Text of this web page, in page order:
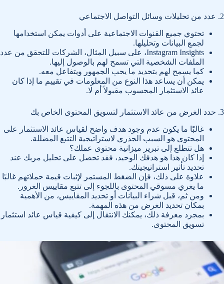
2. عدد من تحليلات وسائل التواصل الاجتماعي
تحتوي جميع القنوات الاجتماعية على أدوات يمكن استخدامها
لجمع البيانات وتحليلها.
Instagram Insights، على سبيل المثال، الشركات للتحقق من عدد
الملفات الشخصية التي تسمح لهم بالوصول إليها.
كما يسمح لهم بتحديد ما يحب الجمهور ويتفاعل معه.
يمكن أن يساعد هذا النوع من المعلومات في تقييم ما إذا كان
عائد الاستثمار المحسوب مقبولاً أم لا.
3. حدد الغرض من عائد الاستثمار لتسويق المحتوى الخاص بك
غالبًا ما يكون عدم وجود هدف واضح لقياس عائد الاستثمار على
المحتوى هو السبب الجذري لاستراتيجية التتبع المضللة.
هل تتطلع إلى تبرير ميزانية محتوى عملك؟
إذا كان هذا هو هدفك الوحيد، فقد تحصل على تحليل مربك عند
تحديد تأثير استراتيجيتك.
علاوة على ذلك، فإن الضغط المستمر لإثبات قيمة حملاتهم غالبًا
ما يغري مسوقي المحتوى باللجوء إلى تتبع مقاييس الغرور.
ومن ثم، قبل شراء البيانات أو تحديد المقاييس، من الأهمية
بمكان تحديد الغرض من هذه المهمة.
بمجرد معرفة ذلك، يمكنك الانتقال إلى كيفية قياس عائد استثمار
تسويق المحتوى.